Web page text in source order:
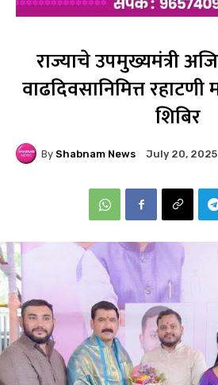
राज्याचे उपमुख्यमंत्री
वाढदिवसानिमित्त
शिबिर
By Shabnam News July 20, 2025